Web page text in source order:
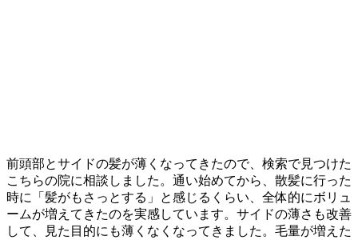
前頭部とサイドの髪が薄くなってきたので、検索で見つけた
こちらの院に相談しました。通い始めてから、散髪に行った
時に「髪がもさっとする」と感じるくらい、全体的にボリュ
ームが増えてきたのを実感しています。サイドの薄さも改善
して、見た目的にも薄くなくなってきました。毛量が増えた